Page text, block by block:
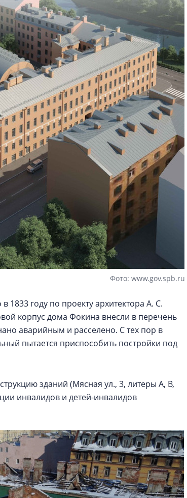
Фото: www.gov.spb.ru
1833 году по проекту архитектора А. С.
корпус дома Фокина внесли в перечень
аварийным и расселено. С тех пор в
пытается приспособить постройки под
зданий (Мясная ул., 3, литеры А, В,
инвалидов и детей-инвалидов